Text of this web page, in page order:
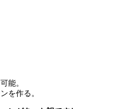
能。
を作る。